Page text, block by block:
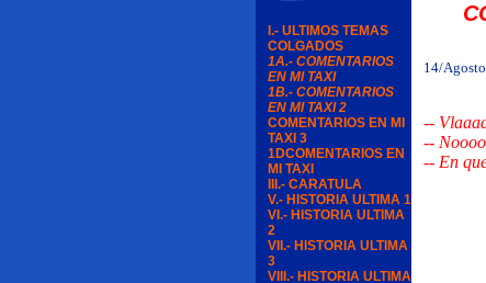
I.- ULTIMOS TEMAS
COLGADOS
1A.- COMENTARIOS
EN MI TAXI
1B.- COMENTARIOS
EN MI TAXI 2
COMENTARIOS EN MI
TAXI 3
1DCOMENTARIOS EN
MI TAXI
III.- CARATULA
V.- HISTORIA ULTIMA 1
VI.- HISTORIA ULTIMA
2
VII.- HISTORIA ULTIMA
3
VIII.- HISTORIA ULTIMA
14/
--
--
-- En